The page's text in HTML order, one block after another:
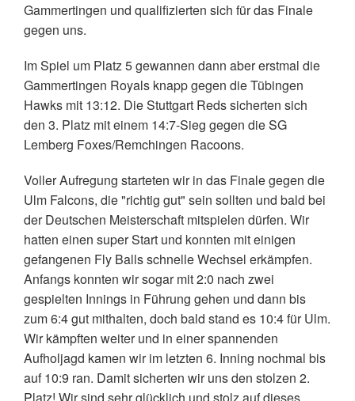
Gammertingen und qualifizierten sich für das Finale
gegen uns.
Im Spiel um Platz 5 gewannen dann aber erstmal die
Gammertingen Royals knapp gegen die Tübingen
Hawks mit 13:12. Die Stuttgart Reds sicherten sich
den 3. Platz mit einem 14:7-Sieg gegen die SG
Lemberg Foxes/Remchingen Racoons.
Voller Aufregung starteten wir in das Finale gegen die
Ulm Falcons, die "richtig gut" sein sollten und bald bei
der Deutschen Meisterschaft mitspielen dürfen. Wir
hatten einen super Start und konnten mit einigen
gefangenen Fly Balls schnelle Wechsel erkämpfen.
Anfangs konnten wir sogar mit 2:0 nach zwei
gespielten Innings in Führung gehen und dann bis
zum 6:4 gut mithalten, doch bald stand es 10:4 für Ulm.
Wir kämpften weiter und in einer spannenden
Aufholjagd kamen wir im letzten 6. Inning nochmal bis
auf 10:9 ran. Damit sicherten wir uns den stolzen 2.